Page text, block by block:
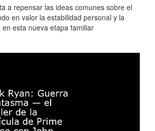
a repensar las ideas comunes sobre el
en valor la estabilidad personal y la
esta nueva etapa familiar